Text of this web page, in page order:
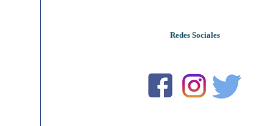
Redes Sociales